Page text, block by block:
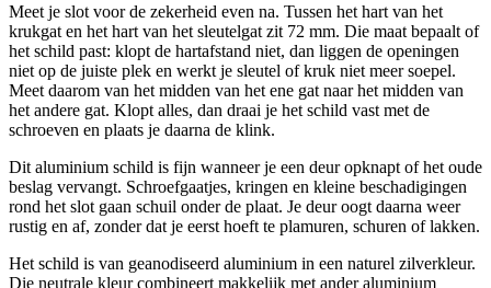
Meet je slot voor de zekerheid even na. Tussen het hart van het
krukgat en het hart van het sleutelgat zit 72 mm. Die maat bepaalt of
het schild past: klopt de hartafstand niet, dan liggen de openingen
niet op de juiste plek en werkt je sleutel of kruk niet meer soepel.
Meet daarom van het midden van het ene gat naar het midden van
het andere gat. Klopt alles, dan draai je het schild vast met de
schroeven en plaats je daarna de klink.
Dit aluminium schild is fijn wanneer je een deur opknapt of het oude
beslag vervangt. Schroefgaatjes, kringen en kleine beschadigingen
rond het slot gaan schuil onder de plaat. Je deur oogt daarna weer
rustig en af, zonder dat je eerst hoeft te plamuren, schuren of lakken.
Het schild is van geanodiseerd aluminium in een naturel zilverkleur.
Die neutrale kleur combineert makkelijk met ander aluminium